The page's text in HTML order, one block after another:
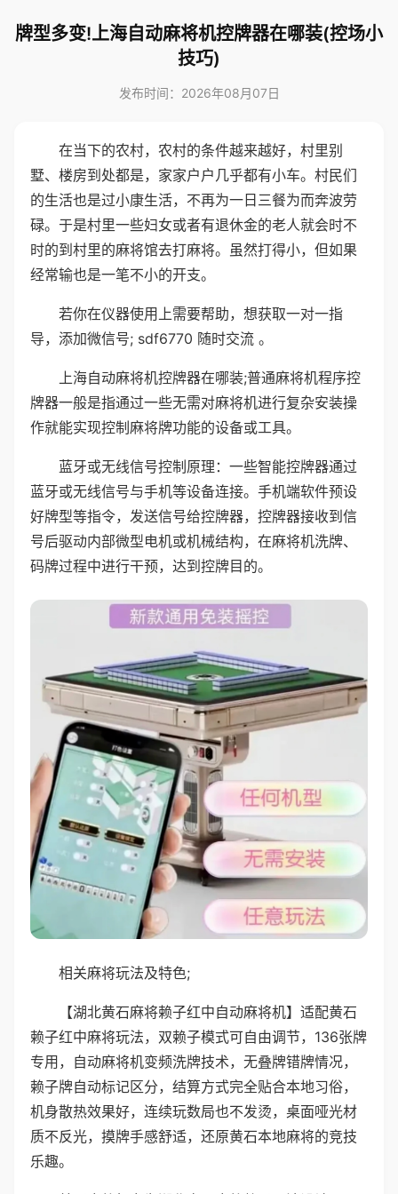
牌型多变!上海自动麻将机控牌器在哪装(控场小
技巧)
发布时间：2026年08月07日
在当下的农村，农村的条件越来越好，村里别
墅、楼房到处都是，家家户户几乎都有小车。村民们
的生活也是过小康生活，不再为一日三餐为而奔波劳
碌。于是村里一些妇女或者有退休金的老人就会时不
时的到村里的麻将馆去打麻将。虽然打得小，但如果
经常输也是一笔不小的开支。
若你在仪器使用上需要帮助，想获取一对一指
导，添加微信号; sdf6770 随时交流 。
上海自动麻将机控牌器在哪装;普通麻将机程序控
牌器一般是指通过一些无需对麻将机进行复杂安装操
作就能实现控制麻将牌功能的设备或工具。
蓝牙或无线信号控制原理：一些智能控牌器通过
蓝牙或无线信号与手机等设备连接。手机端软件预设
好牌型等指令，发送信号给控牌器，控牌器接收到信
号后驱动内部微型电机或机械结构，在麻将机洗牌、
码牌过程中进行干预，达到控牌目的。
相关麻将玩法及特色;
【湖北黄石麻将赖子红中自动麻将机】适配黄石
赖子红中麻将玩法，双赖子模式可自由调节，136张牌
专用，自动麻将机变频洗牌技术，无叠牌错牌情况，
赖子牌自动标记区分，结算方式完全贴合本地习俗，
机身散热效果好，连续玩数局也不发烫，桌面哑光材
质不反光，摸牌手感舒适，还原黄石本地麻将的竞技
乐趣。